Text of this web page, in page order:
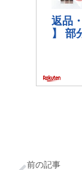
前の記事